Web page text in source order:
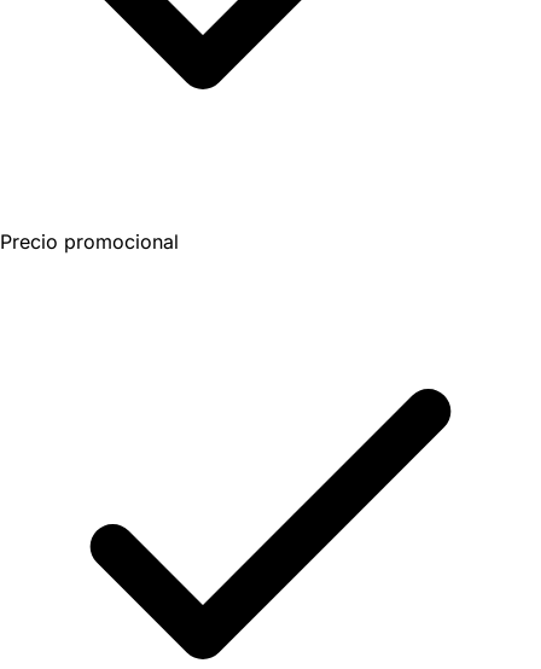
Precio promocional